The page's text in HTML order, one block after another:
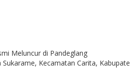
Kecamatan Carita,